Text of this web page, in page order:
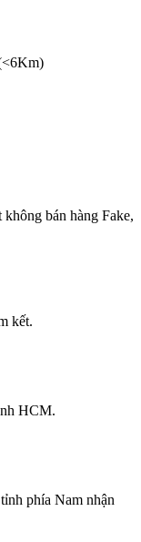
không bán hàng Fake,
kết.
HCM.
phía Nam nhận